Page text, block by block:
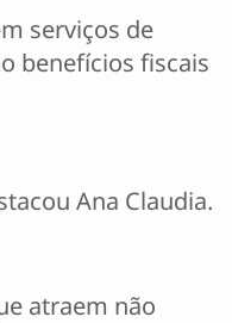
serviços de
benefícios fiscais
Ana Claudia.
atraem não